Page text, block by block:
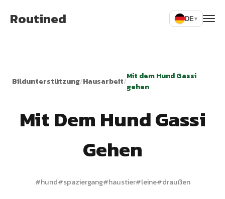
Routined DE▾
Bildunterstützung/Hausarbeit/Mit dem Hund Gassi
gehen
Mit Dem Hund Gassi
Gehen
#hund#spaziergang#haustier#leine#draußen